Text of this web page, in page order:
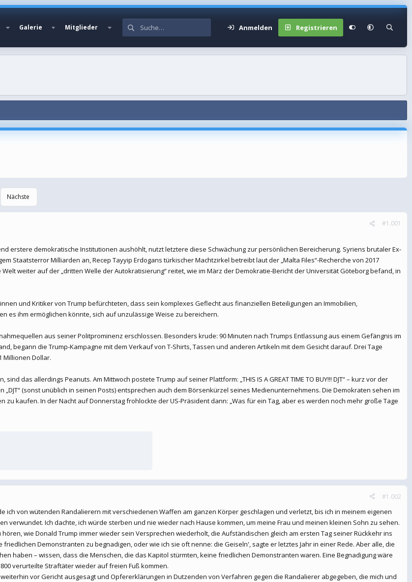
Galerie Mitglieder Anmelden Registrieren
Nächste
#1.001
erstere demokratische Institutionen aushöhlt, nutzt letztere diese Schwächung zur persönlichen Bereicherung. Syriens brutaler Ex-
Staatsterror Milliarden an, Recep Tayyip Erdogans türkischer Machtzirkel betreibt laut der „Malta Files“-Recherche von 2017
weiter auf der „dritten Welle der Autokratisierung“ reitet, wie im März der Demokratie-Bericht der Universität Göteborg befand, in
und Kritiker von Trump befürchteten, dass sein komplexes Geflecht aus finanziellen Beteiligungen an Immobilien,
es ihm ermöglichen könnte, sich auf unzulässige Weise zu bereichern.
aus seiner Politprominenz erschlossen. Besonders krude: 90 Minuten nach Trumps Entlassung aus einem Gefängnis im
begann die Trump-Kampagne mit dem Verkauf von T-Shirts, Tassen und anderen Artikeln mit dem Gesicht darauf. Drei Tage
Millionen Dollar.
das allerdings Peanuts. Am Mittwoch postete Trump auf seiner Plattform: „THIS IS A GREAT TIME TO BUY!!! DJT“ – kurz vor der
(sonst unüblich in seinen Posts) entsprechen auch dem Börsenkürzel seines Medienunternehmens. Die Demokraten sehen im
zu kaufen. In der Nacht auf Donnerstag frohlockte der US-Präsident dann: „Was für ein Tag, aber es werden noch mehr große Tage
#1.002
ich von wütenden Randalierern mit verschiedenen Waffen am ganzen Körper geschlagen und verletzt, bis ich in meinem eigenen
verwundet. Ich dachte, ich würde sterben und nie wieder nach Hause kommen, um meine Frau und meinen kleinen Sohn zu sehen.
wie Donald Trump immer wieder sein Versprechen wiederholt, die Aufständischen gleich am ersten Tag seiner Rückkehr ins
friedlichen Demonstranten zu begnadigen, oder wie ich sie oft nenne: die Geiseln', sagte er letztes Jahr in einer Rede. Aber alle, die
haben – wissen, dass die Menschen, die das Kapitol stürmten, keine friedlichen Demonstranten waren. Eine Begnadigung wäre
verurteilte Straftäter wieder auf freien Fuß kommen.
vor Gericht ausgesagt und Opfererklärungen in Dutzenden von Verfahren gegen die Randalierer abgegeben, die mich und